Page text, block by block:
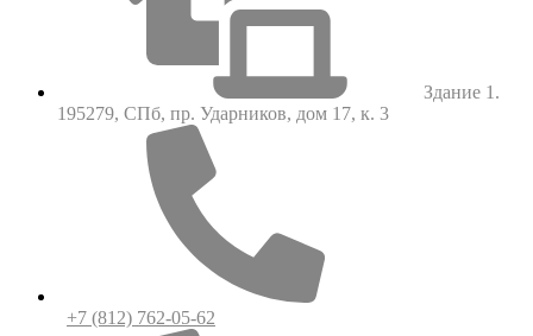
Здание 1.
195279, СПб, пр. Ударников, дом 17, к. 3
+7 (812) 762-05-62